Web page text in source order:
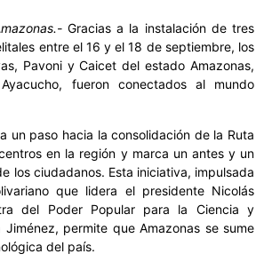
Gracias a la instalación de tres
entre el 16 y el 18 de septiembre, los
Pavoni y Caicet del estado Amazonas,
fueron conectados al mundo
un paso hacia la consolidación de la Ruta
en la región y marca un antes y un
los ciudadanos. Esta iniciativa, impulsada
que lidera el presidente Nicolás
del Poder Popular para la Ciencia y
Jiménez, permite que Amazonas se sume
del país.